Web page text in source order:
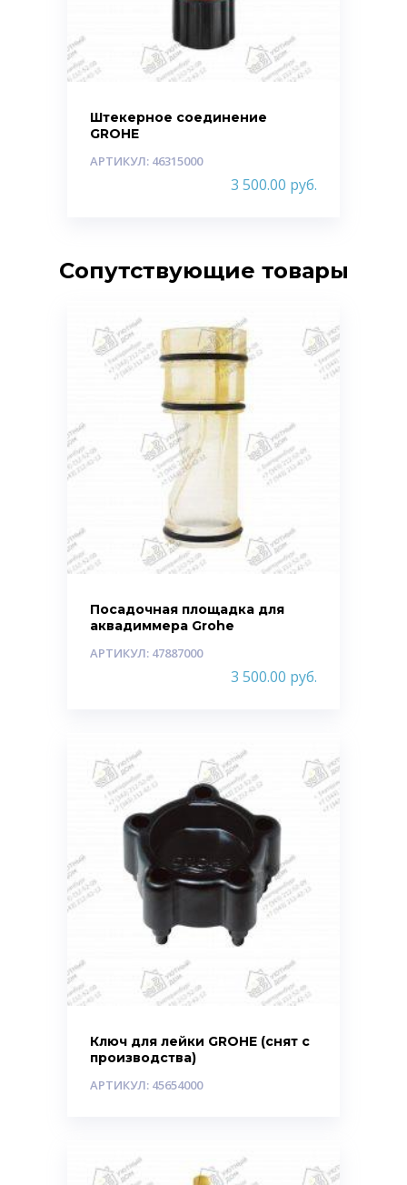
Штекерное соединение
GROHE
АРТИКУЛ: 46315000
3 500.00 руб.
Сопутствующие товары
Посадочная площадка для
аквадиммера Grohe
АРТИКУЛ: 47887000
3 500.00 руб.
Ключ для лейки GROHE (снят с
производства)
АРТИКУЛ: 45654000